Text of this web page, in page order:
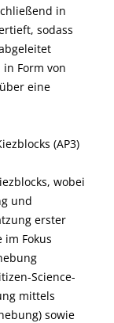
in
sodass
Form von
eine
(AP3)
wobei
und
erster
Fokus
Science-
mittels
sowie